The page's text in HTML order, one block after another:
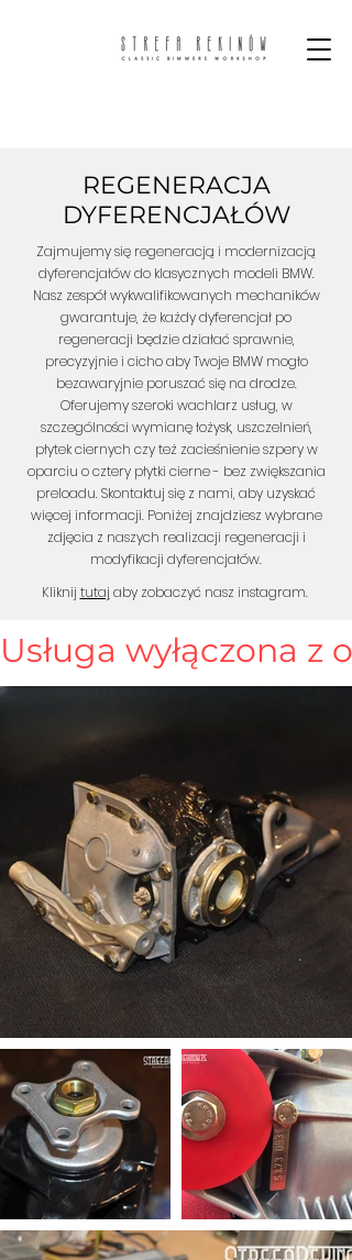
REGENERACJA
DYFERENCJAŁÓW
Zajmujemy się regeneracją i modernizacją
dyferencjałów do klasycznych modeli BMW.
Nasz zespół wykwalifikowanych mechaników
gwarantuje, że każdy dyferencjał po
regeneracji będzie działać sprawnie,
precyzyjnie i cicho aby Twoje BMW mogło
bezawaryjnie poruszać się na drodze.
Oferujemy szeroki wachlarz usług, w
szczególności wymianę łożysk, uszczelnień,
płytek ciernych czy też zacieśnienie szpery w
oparciu o cztery płytki cierne - bez zwiększania
preloadu. Skontaktuj się z nami, aby uzyskać
więcej informacji. Poniżej znajdziesz wybrane
zdjęcia z naszych realizacji regeneracji i
modyfikacji dyferencjałów.
Kliknij tutaj aby zobaczyć nasz instagram.
Usługa wyłączona